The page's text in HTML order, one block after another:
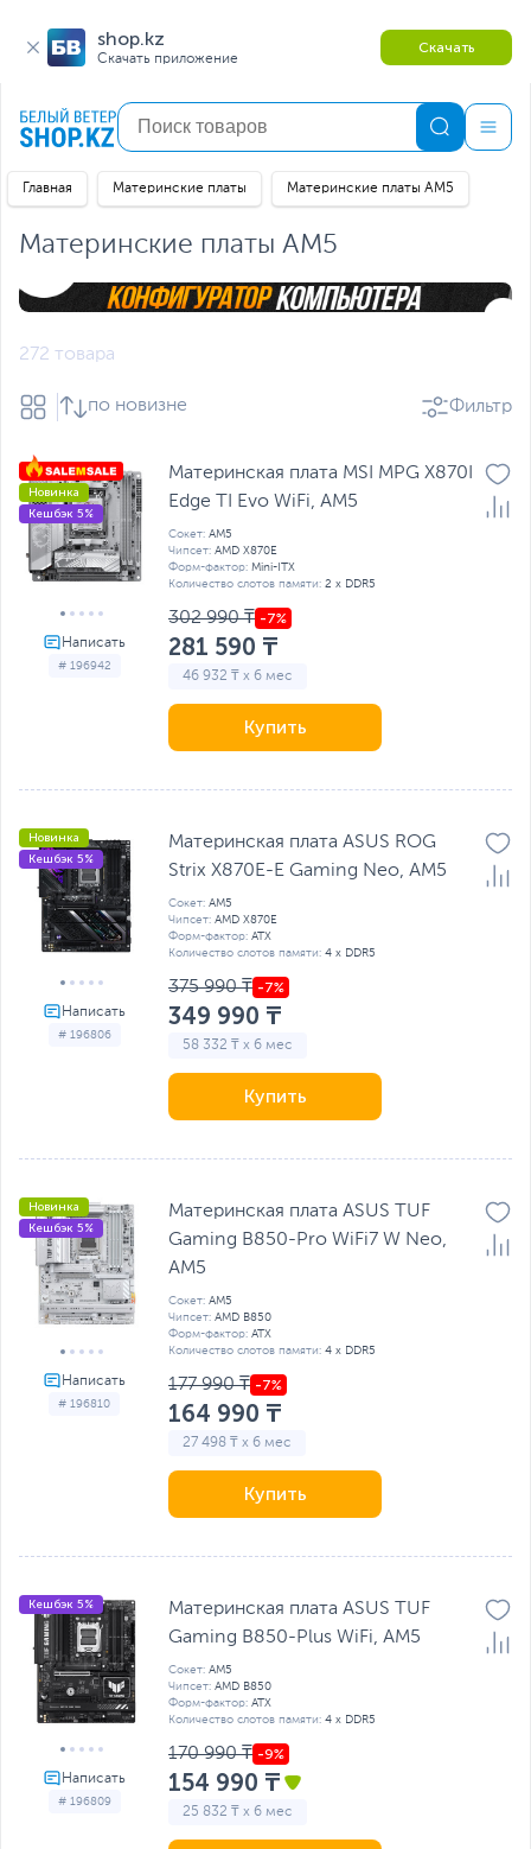
shop.kz
Скачать приложение
Скачать
Главная Материнские платы Материнские платы AM5
Материнские платы AM5
272 товара
по новизне Фильтр
# 196942
Новинка
Кешбэк 5%
Материнская плата MSI MPG X870I
Edge TI Evo WiFi, AM5
Сокет: AM5
Чипсет: AMD X870E
Форм-фактор: Mini-ITX
Количество слотов памяти: 2 x DDR5
302 990 ₸
281 590 ₸
46 932 ₸ x 6 мес
Купить
# 196806
Новинка
Кешбэк 5%
Материнская плата ASUS ROG
Strix X870E-E Gaming Neo, AM5
Сокет: AM5
Чипсет: AMD X870E
Форм-фактор: ATX
Количество слотов памяти: 4 x DDR5
375 990 ₸
349 990 ₸
58 332 ₸ x 6 мес
Купить
# 196810
Новинка
Кешбэк 5%
Материнская плата ASUS TUF
Gaming B850-Pro WiFi7 W Neo,
AM5
Сокет: AM5
Чипсет: AMD B850
Форм-фактор: ATX
Количество слотов памяти: 4 x DDR5
177 990 ₸
164 990 ₸
27 498 ₸ x 6 мес
Купить
# 196809
Кешбэк 5%
Материнская плата ASUS TUF
Gaming B850-Plus WiFi, AM5
Сокет: AM5
Чипсет: AMD B850
Форм-фактор: ATX
Количество слотов памяти: 4 x DDR5
170 990 ₸
154 990 ₸
25 832 ₸ x 6 мес